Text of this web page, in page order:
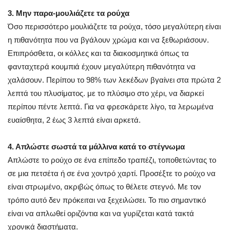
3. Μην παρα-μουλιάζετε τα ρούχα
Όσο περισσότερο μουλιάζετε τα ρούχα, τόσο μεγαλύτερη είναι
η πιθανότητα που να βγάλουν χρώμα και να ξεθωριάσουν.
Επιπρόσθετα, οι κόλλες και τα διακοσμητικά όπως τα
φανταχτερά κουμπιά έχουν μεγαλύτερη πιθανότητα να
χαλάσουν. Περίπου το 98% των λεκέδων βγαίνει στα πρώτα 2
λεπτά του πλυσίματος. με το πλύσιμο στο χέρι, να διαρκεί
περίπου πέντε λεπτά. Για να φρεσκάρετε λίγο, τα λερωμένα
ευαίσθητα, 2 έως 3 λεπτά είναι αρκετά.
4. Απλώστε σωστά τα μάλλινα κατά το στέγνωμα
Απλώστε το ρούχο σε ένα επίπεδο τραπέζι, τοποθετώντας το
σε μια πετσέτα ή σε ένα χοντρό χαρτί. Προσέξτε το ρούχο να
είναι στρωμένο, ακριβώς όπως το θέλετε στεγνό. Με τον
τρόπο αυτό δεν πρόκειται να ξεχειλώσει. Το πιο σημαντικό
είναι να απλωθεί οριζόντια και να γυρίζεται κατά τακτά
χρονικά διαστήματα.